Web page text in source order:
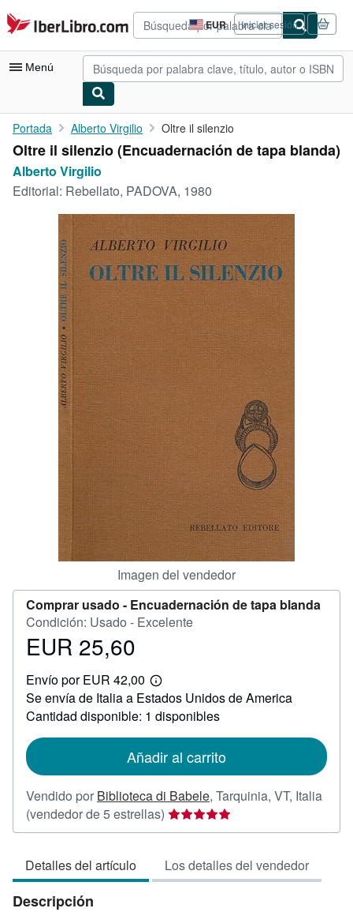
Pasar al contenido principal
IberLibro.com EUR
Preferencias
de
compra
del
Iniciar sesión
Menú
Mi cuenta
Consultar mis pedidos
Búsqueda avanzada
Libros antiguos
Arte y coleccionismo
Vendedores
Comenzar a vender
CERRAR
Portada Alberto Virgilio Oltre il silenzio
Oltre il silenzio (Encuadernación de tapa blanda)
Alberto Virgilio
Editorial: Rebellato, PADOVA, 1980
Imagen del vendedor
Comprar usado - Encuadernación de tapa blanda
Condición: Usado - Excelente
Precio
25,60
EUR 25,60
Envío por EUR 42,00
Más
información
sobre
las
envío
Se envía de Italia a Estados Unidos de America
Cantidad disponible: 1 disponibles
Añadir al carrito
Vendido por Biblioteca di Babele, Tarquinia, VT, Italia
(vendedor de 5 estrellas) Calificación
del
5
de
Detalles del artículo Los detalles del vendedor
Descripción